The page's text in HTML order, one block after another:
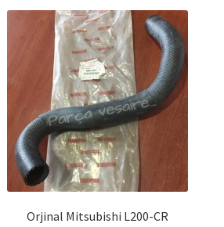
Orjinal Mitsubishi L200-CR